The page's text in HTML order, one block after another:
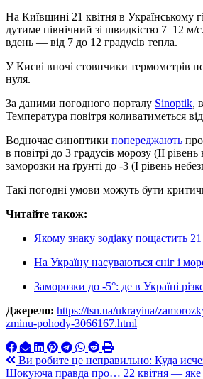
На Київщині 21 квітня в Українському
дутиме північний зі швидкістю 7–12 м/
вдень — від 7 до 12 градусів тепла.
У Києві вночі стовпчики термометрів
нуля.
За даними погодного порталу Sinoptik,
Температура повітря коливатиметься
Водночас синоптики попереджають
в повітрі до 3 градусів морозу (II
заморозки на ґрунті до -3 (I рівень
Такі погодні умови можуть бути
Читайте також:
Якому знаку зодіаку пощастить
На Україну насуваються сніг і
Заморозки до -5°: де в Україні
Джерело: https://tsn.ua/ukrayina/
zminu-pohody-3066167.html
Навигация
Ви робите це неправильно: Куда
Шокуюча правда про… 22 квітня — яке